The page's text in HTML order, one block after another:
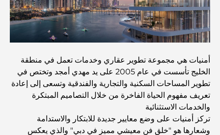
أشياء يمكنك القيام بها في دبي خلال فصل الصيف: دليلك الأمثل
للتغلب على الحرارة
أفضل الهدايا الفاخرة للرجال: أفكار هدايا مميزة وخالدة
Best Hotels in Business Bay, Dubai: Your Ultimate
Guide
المدارس القريبة من نخلة جميرا: دليل شامل للعائلات
أمنيات هي مجموعة تطوير عقاري وخدمات تعمل في منطقة
الخليج تأسست في عام 2005 على يد مهدي أمجد وتختص في
تطوير المساحات السكنية والتجارية والفندقية وتسعى إلى إعادة
تعريف مفهوم الحياة الفاخرة من خلال التصاميم المبتكرة
والخدمات الاستثنائية
تركز أمنيات على وضع معايير جديدة للابتكار والاستدامة
وشعارها هو "خلق فن معيشي مميز في دبي" والذي يعكس